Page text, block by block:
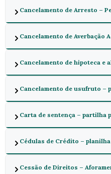
Cancelamento de Arresto –
Cancelamento de Averbação
Cancelamento de hipoteca e
Cancelamento de usufruto –
Carta de sentença – partilha
Cédulas de Crédito –
Cessão de Direitos –